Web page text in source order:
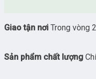
Giao tận nơi Trong vòng
Sản phẩm chất lượng